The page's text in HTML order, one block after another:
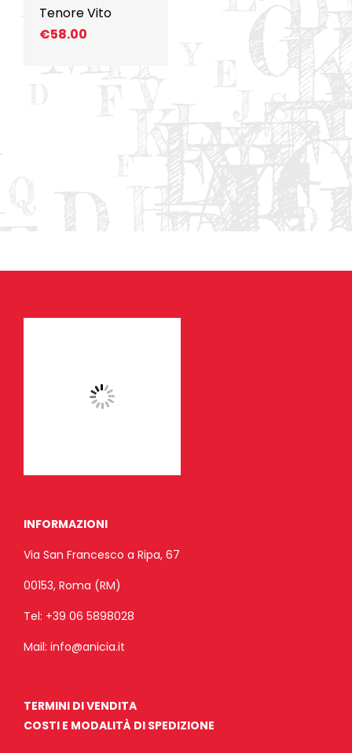
Tenore Vito
€58.00
INFORMAZIONI
Via San Francesco a Ripa, 67
00153, Roma (RM)
Tel: +39 06 5898028
Mail: info@anicia.it
TERMINI DI VENDITA
COSTI E MODALITÀ DI SPEDIZIONE